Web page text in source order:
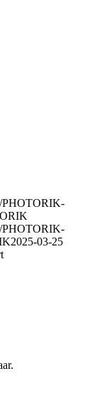
PHOTORIK-
PHOTORIK-
2025-03-25